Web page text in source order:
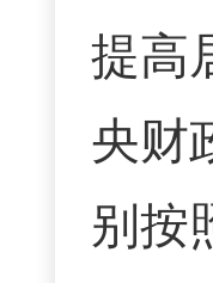
提高
央财
别按